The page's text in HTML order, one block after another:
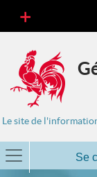
Le site de
Se